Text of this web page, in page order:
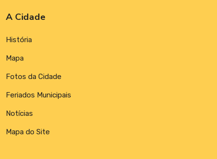
A Cidade
História
Mapa
Fotos da Cidade
Feriados Municipais
Notícias
Mapa do Site